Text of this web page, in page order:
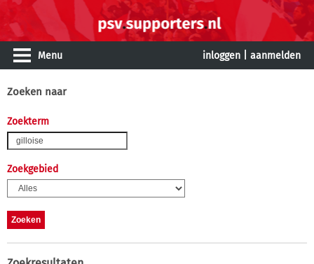
Menu inloggen aanmelden
Zoeken naar
Zoekterm
Zoekgebied